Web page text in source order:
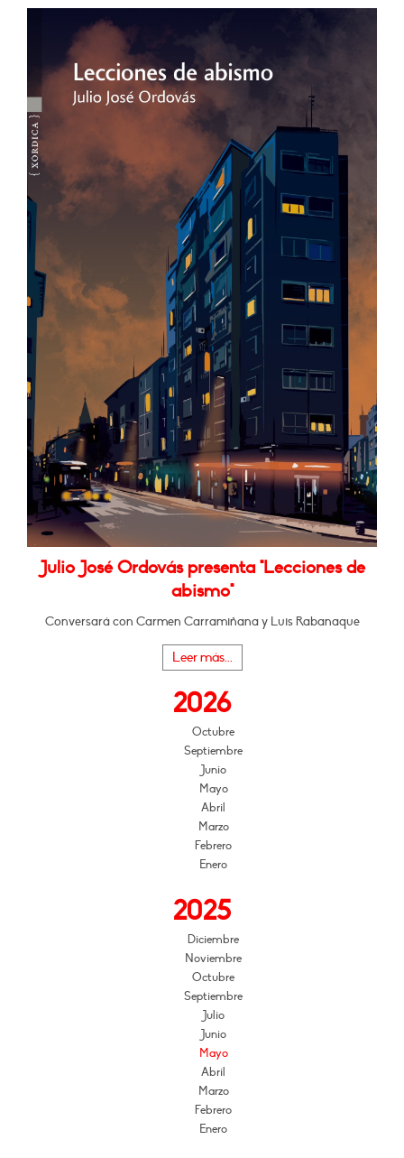
Julio José Ordovás presenta "Lecciones de
abismo"
Conversará con Carmen Carramiñana y Luis Rabanaque
Leer más...
2026
Octubre
Septiembre
Junio
Mayo
Abril
Marzo
Febrero
Enero
2025
Diciembre
Noviembre
Octubre
Septiembre
Julio
Junio
Mayo
Abril
Marzo
Febrero
Enero